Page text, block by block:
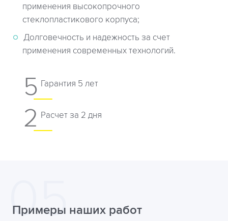
применения высокопрочного
стеклопластикового корпуса;
Долговечность и надежность за счет
применения современных технологий.
5 Гарантия 5 лет
2 Расчет за 2 дня
Примеры наших работ